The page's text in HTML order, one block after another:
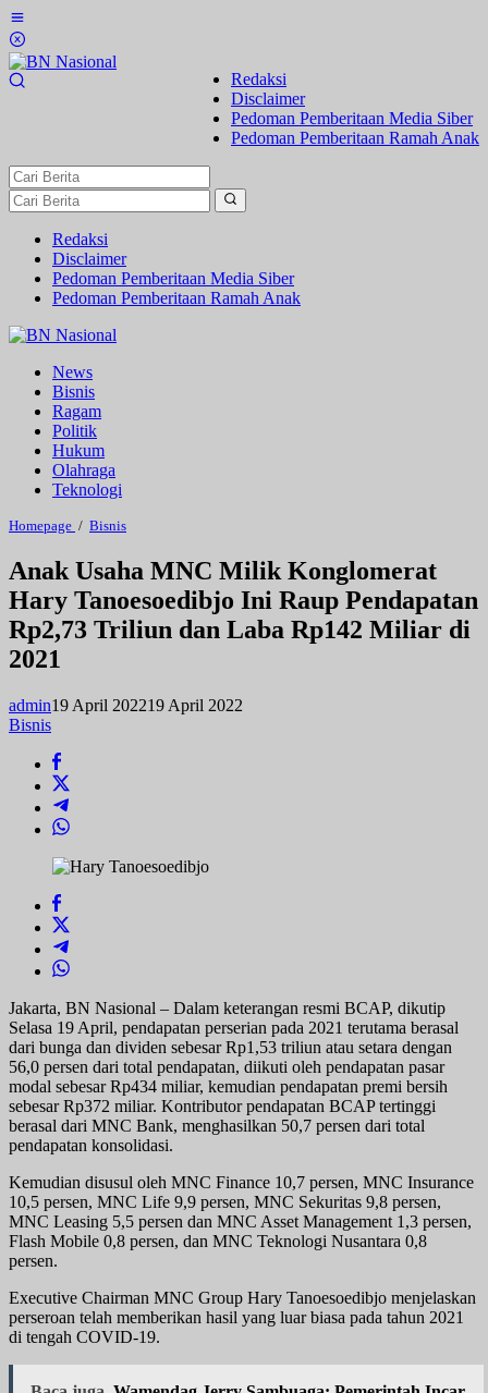
Lewati
ke
konten
Redaksi
Disclaimer
Pedoman Pemberitaan Media Siber
Pedoman Pemberitaan Ramah Anak
Redaksi
Disclaimer
Pedoman Pemberitaan Media Siber
Pedoman Pemberitaan Ramah Anak
News
Bisnis
Ragam
Politik
Hukum
Olahraga
Teknologi
Homepage / BisnisAnak
MNC
Milik
Konglomerat
Hary
Tanoesoedibjo
Rp2,73
Triliun
Anak Usaha MNC Milik Konglomerat
Hary Tanoesoedibjo Ini Raup Pendapatan
Rp2,73 Triliun dan Laba Rp142 Miliar di
2021
admin19 April 202219 April 2022
Bisnis
Jakarta, BN Nasional – Dalam keterangan resmi BCAP, dikutip
Selasa 19 April, pendapatan perserian pada 2021 terutama berasal
dari bunga dan dividen sebesar Rp1,53 triliun atau setara dengan
56,0 persen dari total pendapatan, diikuti oleh pendapatan pasar
modal sebesar Rp434 miliar, kemudian pendapatan premi bersih
sebesar Rp372 miliar. Kontributor pendapatan BCAP tertinggi
berasal dari MNC Bank, menghasilkan 50,7 persen dari total
pendapatan konsolidasi.
Kemudian disusul oleh MNC Finance 10,7 persen, MNC Insurance
10,5 persen, MNC Life 9,9 persen, MNC Sekuritas 9,8 persen,
MNC Leasing 5,5 persen dan MNC Asset Management 1,3 persen,
Flash Mobile 0,8 persen, dan MNC Teknologi Nusantara 0,8
persen.
Executive Chairman MNC Group Hary Tanoesoedibjo menjelaskan
perseroan telah memberikan hasil yang luar biasa pada tahun 2021
di tengah COVID-19.